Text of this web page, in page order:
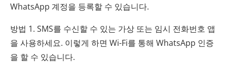
WhatsApp 계정을 등록할 수 있습니다.
방법 1. SMS를 수신할 수 있는 가상 또는 임시 전화번호 앱
을 사용하세요. 이렇게 하면 Wi-Fi를 통해 WhatsApp 인증
을 할 수 있습니다.